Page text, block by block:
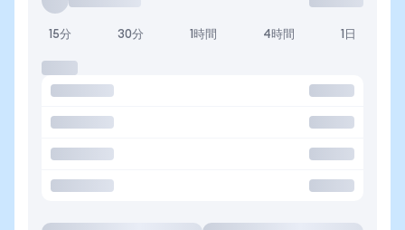
15分 30分 1時間 4時間 1日